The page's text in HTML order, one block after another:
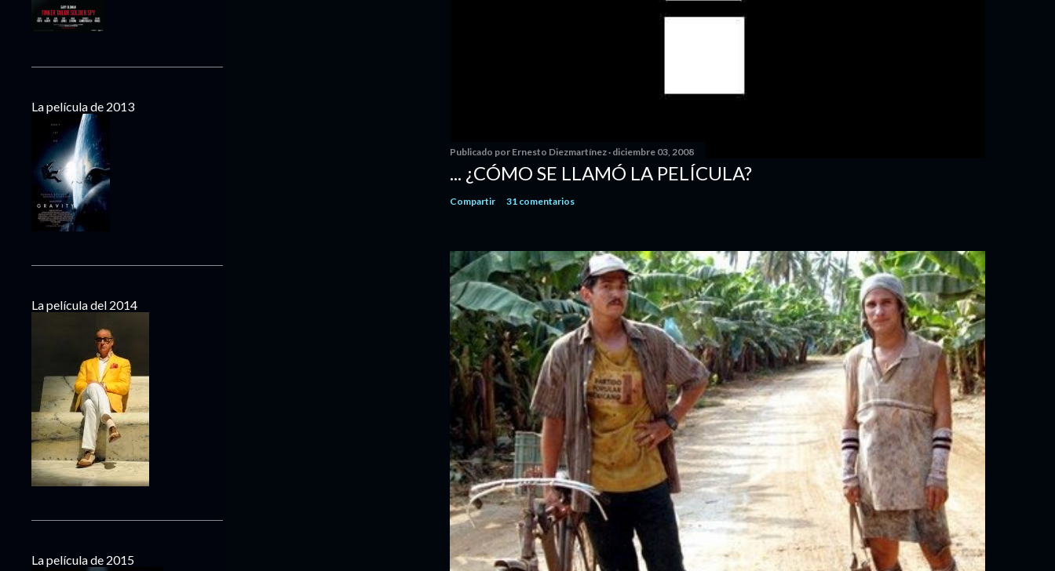
Publicado por Ernesto Diezmartínez diciembre 03, 2008
... ¿CÓMO SE LLAMÓ LA PELÍCULA?
Compartir 31 comentarios
La película de 2013
La película del 2014
La película de 2015